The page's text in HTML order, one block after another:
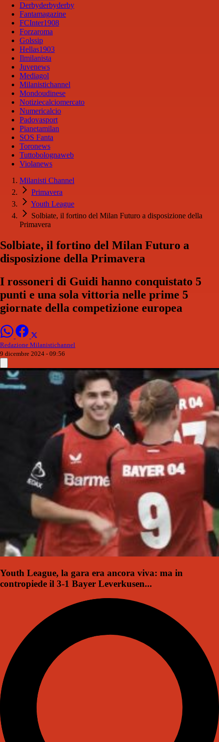
Derbyderbyderby
Fantamagazine
FCInter1908
Forzaroma
Golssip
Hellas1903
Ilmilanista
Juvenews
Mediagol
Milanistichannel
Mondoudinese
Notiziecalciomercato
Numericalcio
Padovasport
Pianetamilan
SOS Fanta
Toronews
Tuttobolognaweb
Violanews
Milanisti Channel
Primavera
Youth League
Solbiate, il fortino del Milan Futuro a disposizione della
Primavera
Solbiate, il fortino del Milan Futuro a
disposizione della Primavera
I rossoneri di Guidi hanno conquistato 5
punti e una sola vittoria nelle prime 5
giornate della competizione europea
Redazione Milanistichannel
9 dicembre 2024 - 09:56
Youth League, la gara era ancora viva: ma in
contropiede il 3-1 Bayer Leverkusen...